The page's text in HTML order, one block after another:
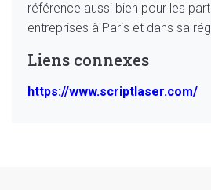
référence aussi bien pour les
entreprises à Paris et dans sa
Liens connexes
https://www.scriptlaser.com/